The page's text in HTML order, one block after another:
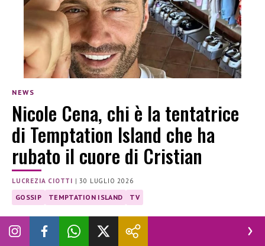
NEWS
Nicole Cena, chi è la tentatrice
di Temptation Island che ha
rubato il cuore di Cristian
LUCREZIA CIOTTI |30 LUGLIO 2026
GOSSIP TEMPTATION ISLAND TV
Dopo la rottura con Soraya, Cristian Mascolino frequenta
Nicole Cena: chi è la tentatrice già nota al pubblico tra tv,